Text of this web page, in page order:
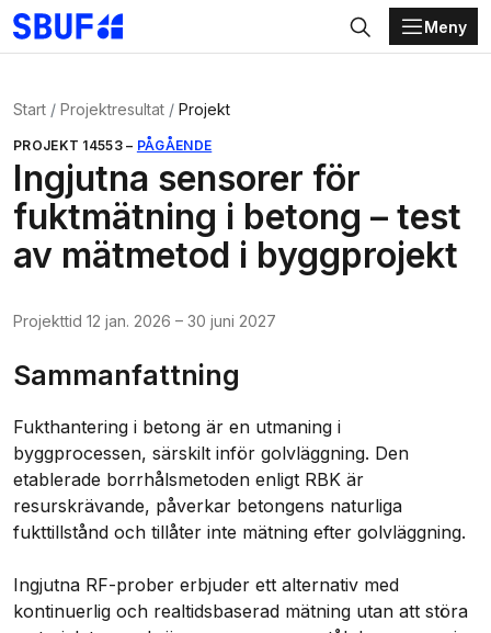
Gå direkt till huvudinnehållet
Sök
Meny
Start Projektresultat Projekt
PROJEKT 14553 – PÅGÅENDE
Ingjutna sensorer för
fuktmätning i betong – test
av mätmetod i byggprojekt
Projekttid 12 jan. 2026 – 30 juni 2027
Sammanfattning
Fukthantering i betong är en utmaning i
byggprocessen, särskilt inför golvläggning. Den
etablerade borrhålsmetoden enligt RBK är
resurskrävande, påverkar betongens naturliga
fukttillstånd och tillåter inte mätning efter golvläggning.
Ingjutna RF-prober erbjuder ett alternativ med
kontinuerlig och realtidsbaserad mätning utan att störa